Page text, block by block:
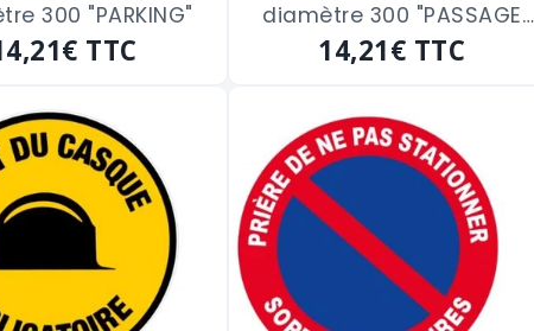
300 "PARKING"
TTC
diamètre 300 "PASSAGE
PRIVE"
14,21€ TTC